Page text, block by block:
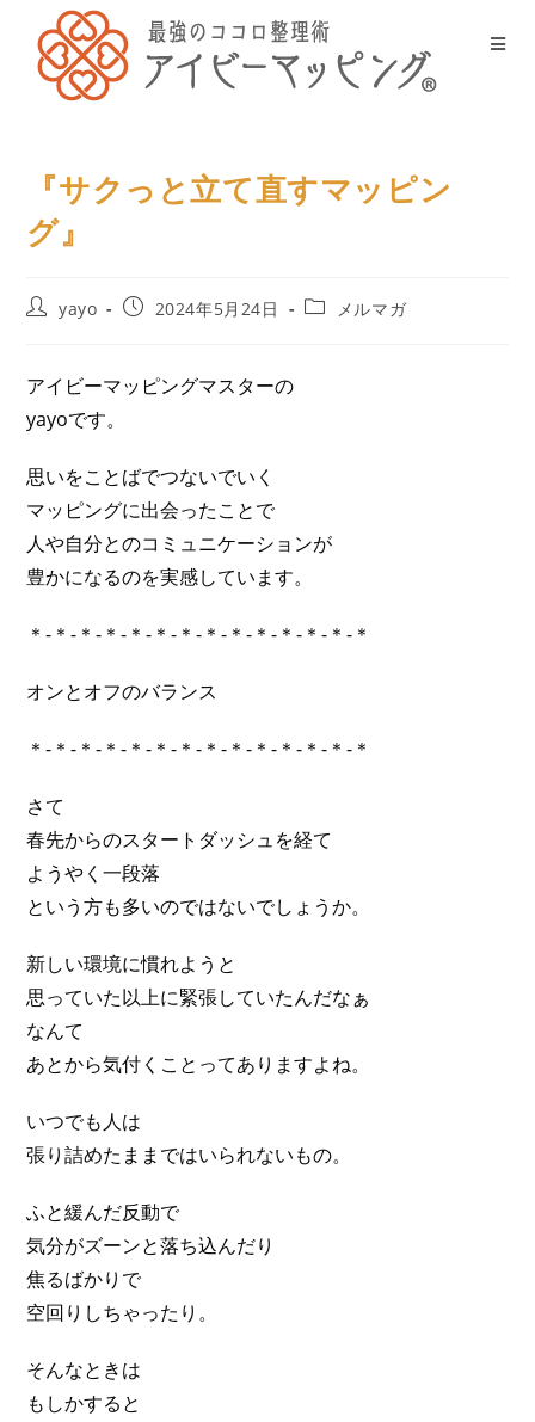
『サクっと立て直すマッピン
グ』
yayo 2024年5月24日 メルマガ
アイビーマッピングマスターの
yayoです。
思いをことばでつないでいく
マッピングに出会ったことで
人や自分とのコミュニケーションが
豊かになるのを実感しています。
＊-＊-＊-＊-＊-＊-＊-＊-＊-＊-＊-＊-＊-＊
オンとオフのバランス
＊-＊-＊-＊-＊-＊-＊-＊-＊-＊-＊-＊-＊-＊
さて
春先からのスタートダッシュを経て
ようやく一段落
という方も多いのではないでしょうか。
新しい環境に慣れようと
思っていた以上に緊張していたんだなぁ
なんて
あとから気付くことってありますよね。
いつでも人は
張り詰めたままではいられないもの。
ふと緩んだ反動で
気分がズーンと落ち込んだり
焦るばかりで
空回りしちゃったり。
そんなときは
もしかすると